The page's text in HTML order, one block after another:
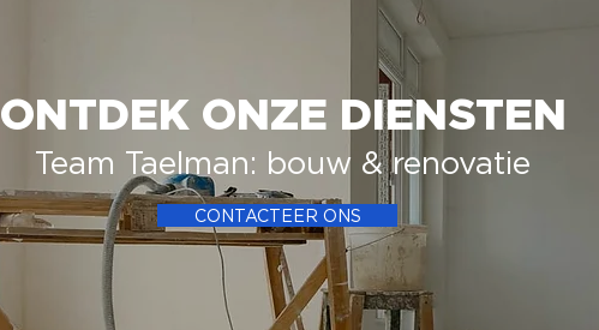
ONTDEK ONZE DIENSTEN
Team Taelman: bouw & renovatie
CONTACTEER ONS